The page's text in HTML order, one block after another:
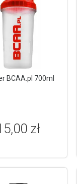
BCAA.pl 700ml
zł